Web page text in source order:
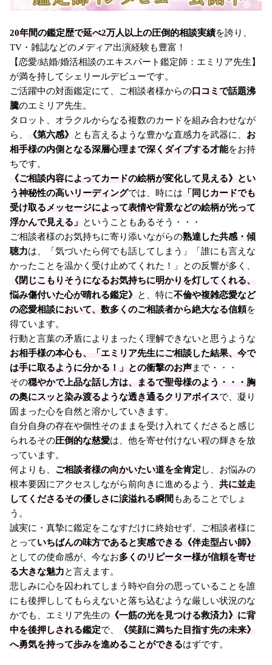
20年間の鑑定歴で延べ2万人以上の圧倒的相談実績を誇り、
TV・雑誌などのメディア出演経験も豊富！
【恋愛/結婚/婚活相談のエキスパート鑑定師：エミリア先生】
が満を持してシェリールデビューです。
ご活躍中の対面鑑定にて、ご相談者様からの口コミで話題沸
騰のエミリア先生。
タロット、オラクルからなる複数のカードを組み合わせなが
ら、
《第六感》 とも言えるような豊かな直感力を武器に、 お
相手様の内側となる深層心理まで深くダイブする才能をお持
ちです。
《ご相談内容によってカードの絵柄が変化して見える》とい
う神秘性の高いリーディングでは、時には 「同じカードでも
受け取るメッセージによって表情や背景などの絵柄が光って
浮かんで見える」
ということもあるそう・・・
ご相談者様のお気持ちに寄り添いながらの熟達した共感・傾
聴力は、「気づいたら何でも話してしまう」「誰にも言えな
かったことを温かく受け止めてくれた！」との反響が多く、
《閉じこもりそうになるお気持ちに明かりを灯してくれる、
悩み傷付いた心が晴れる鑑定》 と、特に不倫や複雑恋愛など
の恋愛相談において、数多くのご相談者から絶大なる信頼を
得ています。
行動と言葉の矛盾によりまったく理解できないと思うような
お相手様の本心も、「エミリア先生にご相談した結果、今で
は手に取るように分かる！」との衝撃のお声まで・・・
その穏やかで上品な話し方は、まるで聖母様のよう・・・胸
の奥にスッと染み渡るような透き通るクリアボイスで、凝り
固まった心を自然と溶かしていきます。
自分自身の存在や個性そのままを受け入れてくださると感じ
られるその圧倒的な慈愛は、他を寄せ付けない程の輝きを放
っています。
何よりも、 ご相談者様の向かいたい道を全肯定 し、お悩みの
根本要因にアクセスしながら前向きに進めるよう、 共に並走
してくださるその優しさに涙溢れる瞬間 もあることでしょ
う。
誠実に・真摯に鑑定をこなすだけに終始せず、ご相談者様に
とっていちばんの味方であると実感できる《伴走型占い師》
としての使命感が、今なお多くのリピーター様が信頼を寄せ
る大きな魅力と言えます。
悲しみに心を囚われてしまう時や自分の思っていることを誰
にも後押ししてもらえないと落ち込むような厳しい状況のな
かでも、エミリア先生の 《一筋の光を見つける救済力》に背
中を後押しされる鑑定で、
《笑顔に満ちた目指す先の未来》
へ勇気を持って歩みを進めることができるはずです。